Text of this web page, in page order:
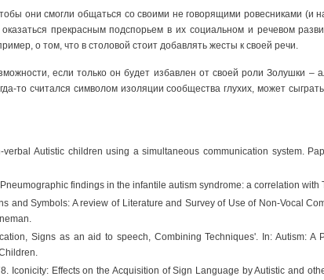
они смогли общаться со своими не говорящими ровесниками (и
прекрасным подспорьем в их социальном и речевом
о том, что в столовой стоит добавлять жесты к своей речи.
если только он будет избавлен от своей роли Золушки –
то считался символом изоляции сообщества глухих, может
Autistic children using a simultaneous communication system.
findings in the infantile autism syndrome: a correlation
and Symbols: A review of Literature and Survey of Use of Non-Vocal
Signs as an aid to speech, Combining Techniques'. In: Autism: A
Iconicity: Effects on the Acquisition of Sign Language by Autistic and